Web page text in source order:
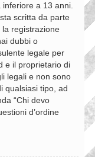
a 13 anni.
scritta da parte
registrazione
dubbi o
legale per
e il proprietario di
legali e non sono
qualsiasi tipo, ad
“Chi devo
d’ordine